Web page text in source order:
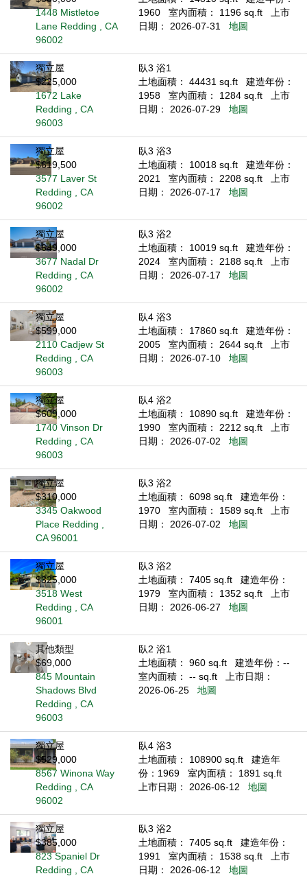
1448 Mistletoe
Lane Redding , CA
96002
1960
室內面積： 1196 sq.ft
上市
日期： 2026-07-31
地圖
獨立屋
$225,000
1672 Lake
Redding , CA
96003
臥3 浴1
土地面積： 44431 sq.ft
建造年份：
1958
室內面積： 1284 sq.ft
上市
日期： 2026-07-29
地圖
獨立屋
$619,500
3577 Laver St
Redding , CA
96002
臥3 浴3
土地面積： 10018 sq.ft
建造年份：
2021
室內面積： 2208 sq.ft
上市
日期： 2026-07-17
地圖
獨立屋
$649,000
3677 Nadal Dr
Redding , CA
96002
臥3 浴2
土地面積： 10019 sq.ft
建造年份：
2024
室內面積： 2188 sq.ft
上市
日期： 2026-07-17
地圖
獨立屋
$599,000
2110 Cadjew St
Redding , CA
96003
臥4 浴3
土地面積： 17860 sq.ft
建造年份：
2005
室內面積： 2644 sq.ft
上市
日期： 2026-07-10
地圖
獨立屋
$609,000
1740 Vinson Dr
Redding , CA
96003
臥4 浴2
土地面積： 10890 sq.ft
建造年份：
1990
室內面積： 2212 sq.ft
上市
日期： 2026-07-02
地圖
獨立屋
$310,000
3345 Oakwood
Place Redding ,
CA 96001
臥3 浴2
土地面積： 6098 sq.ft
建造年份：
1970
室內面積： 1589 sq.ft
上市
日期： 2026-07-02
地圖
獨立屋
$325,000
3518 West
Redding , CA
96001
臥3 浴2
土地面積： 7405 sq.ft
建造年份：
1979
室內面積： 1352 sq.ft
上市
日期： 2026-06-27
地圖
其他類型
$69,000
845 Mountain
Shadows Blvd
Redding , CA
96003
臥2 浴1
土地面積： 960 sq.ft
建造年份：--
室內面積： -- sq.ft
上市日期：
2026-06-25
地圖
獨立屋
$529,000
8567 Winona Way
Redding , CA
96002
臥4 浴3
土地面積： 108900 sq.ft
建造年
份：1969
室內面積： 1891 sq.ft
上市日期： 2026-06-12
地圖
獨立屋
$385,000
823 Spaniel Dr
Redding , CA
臥3 浴2
土地面積： 7405 sq.ft
建造年份：
1991
室內面積： 1538 sq.ft
上市
日期： 2026-06-12
地圖